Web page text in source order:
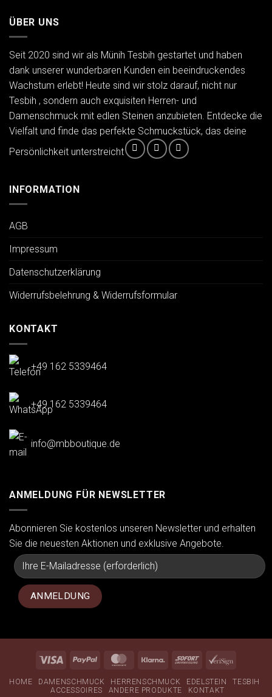
ÜBER UNS
Seit 2020 sind wir als Münih Tesbih gestartet und haben
dank unserer wunderbaren Kunden ein beeindruckendes
Wachstum erlebt! Heute sind wir stolz darauf, nicht nur
Tesbih , sondern auch exquisiten Herren- und
Damenschmuck mit edlen Steinen anzubieten. Entdecke die
Vielfalt und finde das perfekte Schmuckstück, das deine
Persönlichkeit unterstreicht
INFORMATION
AGB
Impressum
Datenschutzerklärung
Widerrufsbelehrung & Widerrufsformular
KONTAKT
+49 162 5339464
+49 162 5339464
info@mbboutique.de
ANMELDUNG FÜR NEWSLETTER
Abonnieren Sie kostenlos unseren Newsletter und erhalten
Sie die neuesten Aktionen und exklusive Angebote.
Visa PayPal MasterCardKlarna Sofort VeriSign
HOME DAMENSCHMUCK HERRENSCHMUCK EDELSTEIN
TESBIH
ACCESSOIRES
ANDERE PRODUKTE KONTAKT